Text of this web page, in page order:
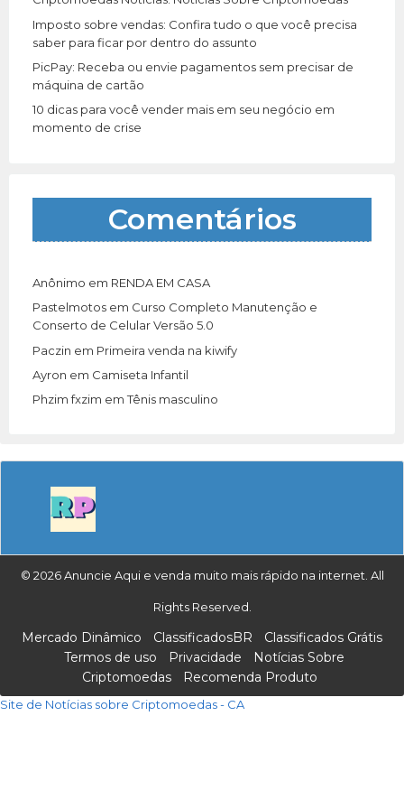
Imposto sobre vendas: Confira tudo o que você precisa
saber para ficar por dentro do assunto
PicPay: Receba ou envie pagamentos sem precisar de
máquina de cartão
10 dicas para você vender mais em seu negócio em
momento de crise
Comentários
Anônimo em RENDA EM CASA
Pastelmotos em Curso Completo Manutenção e
Conserto de Celular Versão 5.0
Paczin em Primeira venda na kiwify
Ayron em Camiseta Infantil
Phzim fxzim emTênis masculino
© 2026 Anuncie Aqui e venda muito mais rápido na internet. All
Rights Reserved.
Mercado Dinâmico ClassificadosBR
Classificados Grátis
Termos de uso
Privacidade
Notícias Sobre
Criptomoedas
Recomenda Produto
Site de Notícias sobre Criptomoedas - CA